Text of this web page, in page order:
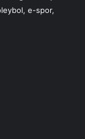
e-spor,